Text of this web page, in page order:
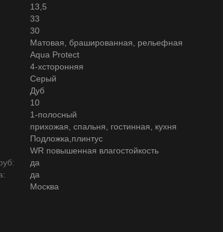
13,5
33
30
Матовая, брашированная, рельефная
Aqua Protect
4-хсторонняя
Серый
Дуб
10
1-полосный
прихожая, спальня, гостинная, кухня
Подложка,плинтус
WR повышенная влагостойкость
да
да
Москва